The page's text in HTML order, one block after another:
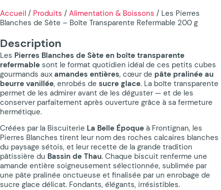
Accueil / Produits / Alimentation & Boissons / Les Pierres
Blanches de Sète – Boîte Transparente Refermable 200 g
Description
Les Pierres Blanches de Sète en boîte transparente
refermable sont le format quotidien idéal de ces petits cubes
gourmands aux amandes entières, cœur de pâte pralinée au
beurre vanillée, enrobés de sucre glace. La boîte transparente
permet de les admirer avant de les déguster — et de les
conserver parfaitement après ouverture grâce à sa fermeture
hermétique.
Créées par la Biscuiterie La Belle Époque à Frontignan, les
Pierres Blanches tirent leur nom des roches calcaires blanches
du paysage sétois, et leur recette de la grande tradition
pâtissière du Bassin de Thau. Chaque biscuit renferme une
amande entière soigneusement sélectionnée, sublimée par
une pâte pralinée onctueuse et finalisée par un enrobage de
sucre glace délicat. Fondants, élégants, irrésistibles.